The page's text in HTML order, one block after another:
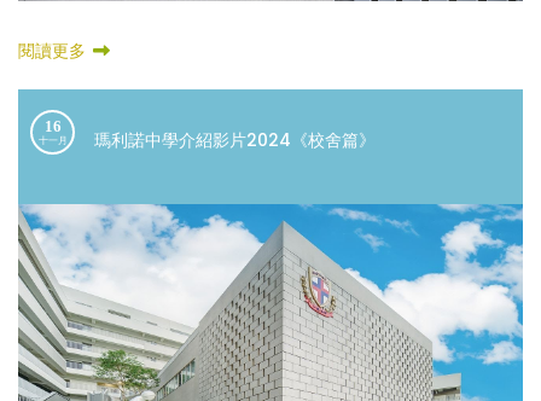
閱讀更多
16
十一月 瑪利諾中學介紹影片2024《校舍篇》